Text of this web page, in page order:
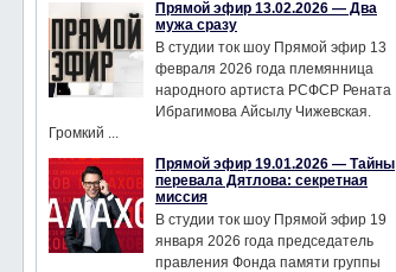
Прямой эфир 13.02.2026 — Два
мужа сразу
В студии ток шоу Прямой эфир 13
февраля 2026 года племянница
народного артиста РСФСР Рената
Ибрагимова Айсылу Чижевская.
Громкий ...
Прямой эфир 19.01.2026 — Тайны
перевала Дятлова: секретная
миссия
В студии ток шоу Прямой эфир 19
января 2026 года председатель
правления Фонда памяти группы